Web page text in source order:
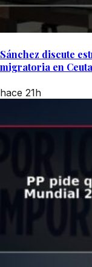
Sánchez discute
migratoria en Ceuta
hace 21h